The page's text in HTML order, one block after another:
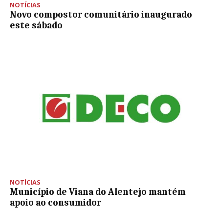
NOTÍCIAS
Novo compostor comunitário inaugurado
este sábado
NOTÍCIAS
Município de Viana do Alentejo mantém
apoio ao consumidor